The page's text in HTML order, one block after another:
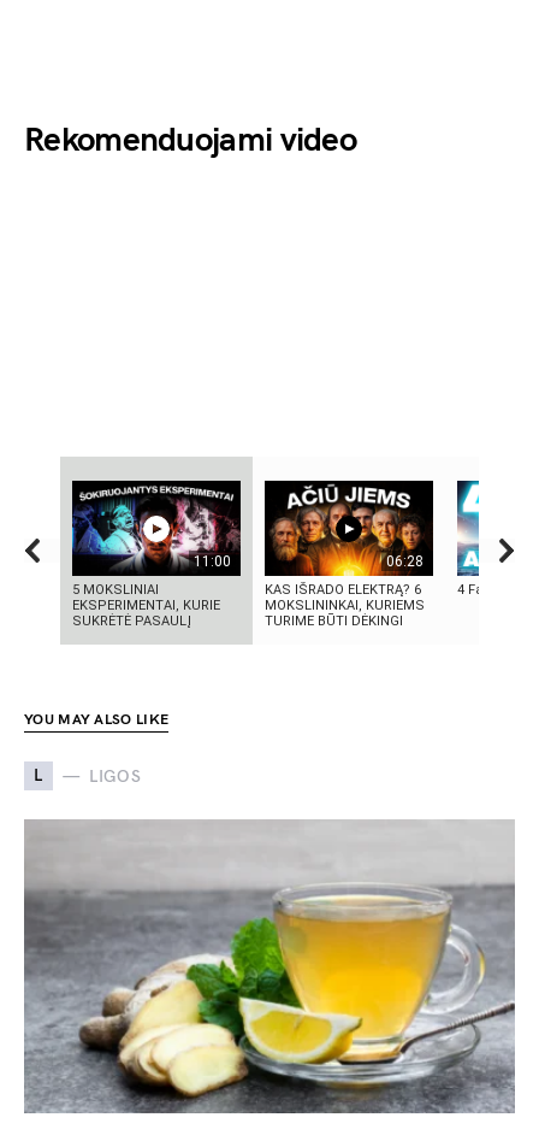
Rekomenduojami video
11:00
5 MOKSLINIAI
EKSPERIMENTAI, KURIE
SUKRĖTĖ PASAULĮ
06:28
KAS IŠRADO ELEKTRĄ? 6
MOKSLININKAI, KURIEMS
TURIME BŪTI DĖKINGI
4 Faktai
YOU MAY ALSO LIKE
L LIGOS